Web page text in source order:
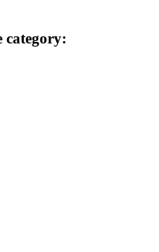
category: